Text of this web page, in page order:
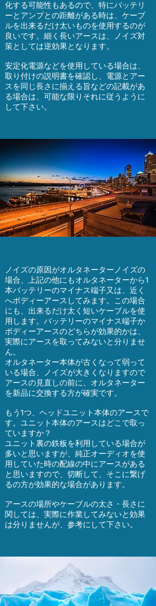
化する可能性もあるので、特にバッテリ
ーとアンプとの距離がある時は、ケーブ
ルを出来るだけ太いものを使用するのが
良いです。細く長いアースは、ノイズ対
策としては逆効果となります。
安定化電源などを使用している場合は、
取り付けの説明書を確認し、電源とアー
スを同じ長さに揃える旨などの記載があ
る場合は、可能な限りそれに従うように
して下さい。
ノイズの原因がオルタネーターノイズの
場合、上記の他にもオルタネーターから1
本バッテリーのマイナス端子又は、近く
へボディーアースしてみます。この場合
にも、出来るだけ太く短いケーブルを使
用します。バッテリーのマイナス端子か
ボディーアースのどちらが効果的かは、
実際にアースを取ってみないと分りませ
ん。
オルタネーター本体が古くなって弱って
いる場合、ノイズが大きくなりますので
アースの見直しの前に、オルタネーター
を新品に交換する方が確実です。
もう1つ、ヘッドユニット本体のアースで
す。ユニット本体のアースはどこで取っ
ていますか？
ユニット裏の鉄板を利用している場合が
多いと思いますが、純正オーディオを使
用していた時の配線の中にアースがある
と思いますので、切断して、そこに繋げ
るの方が効果的な場合があります。
アースの場所やケーブルの太さ・長さに
関しては、実際に作業してみないと効果
は分りませんが、参考にして下さい。